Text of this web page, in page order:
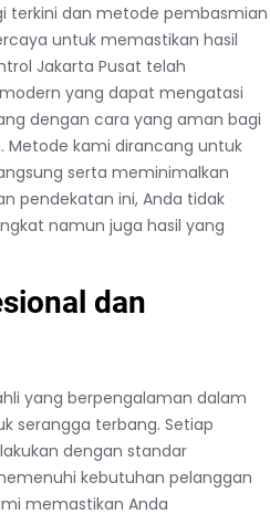
terkini dan metode pembasmian
untuk memastikan hasil
Jakarta Pusat telah
yang dapat mengatasi
dengan cara yang aman bagi
Metode kami dirancang untuk
serta meminimalkan
pendekatan ini, Anda tidak
namun juga hasil yang
dan
yang berpengalaman dalam
serangga terbang. Setiap
dengan standar
kebutuhan pelanggan
memastikan Anda